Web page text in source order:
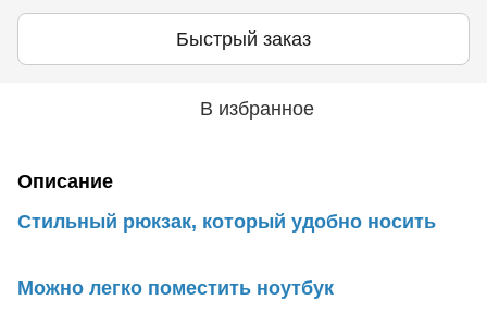
Быстрый заказ
В избранное
Описание
Стильный рюкзак, который удобно носить
Можно легко поместить ноутбук